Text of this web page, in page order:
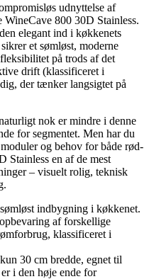
udnyttelse af
800 30D Stainless.
elegant ind i køkkenets
et sømløst, moderne
på trods af det
drift (klassificeret i
der tænker langsigtet på
nok er mindre i denne
for segmentet. Men har du
og behov for både rød-
Stainless en af de mest
– visuelt rolig, teknisk
indbygning i køkkenet.
af forskellige
klassificeret i
30 cm bredde, egnet til
i den høje ende for